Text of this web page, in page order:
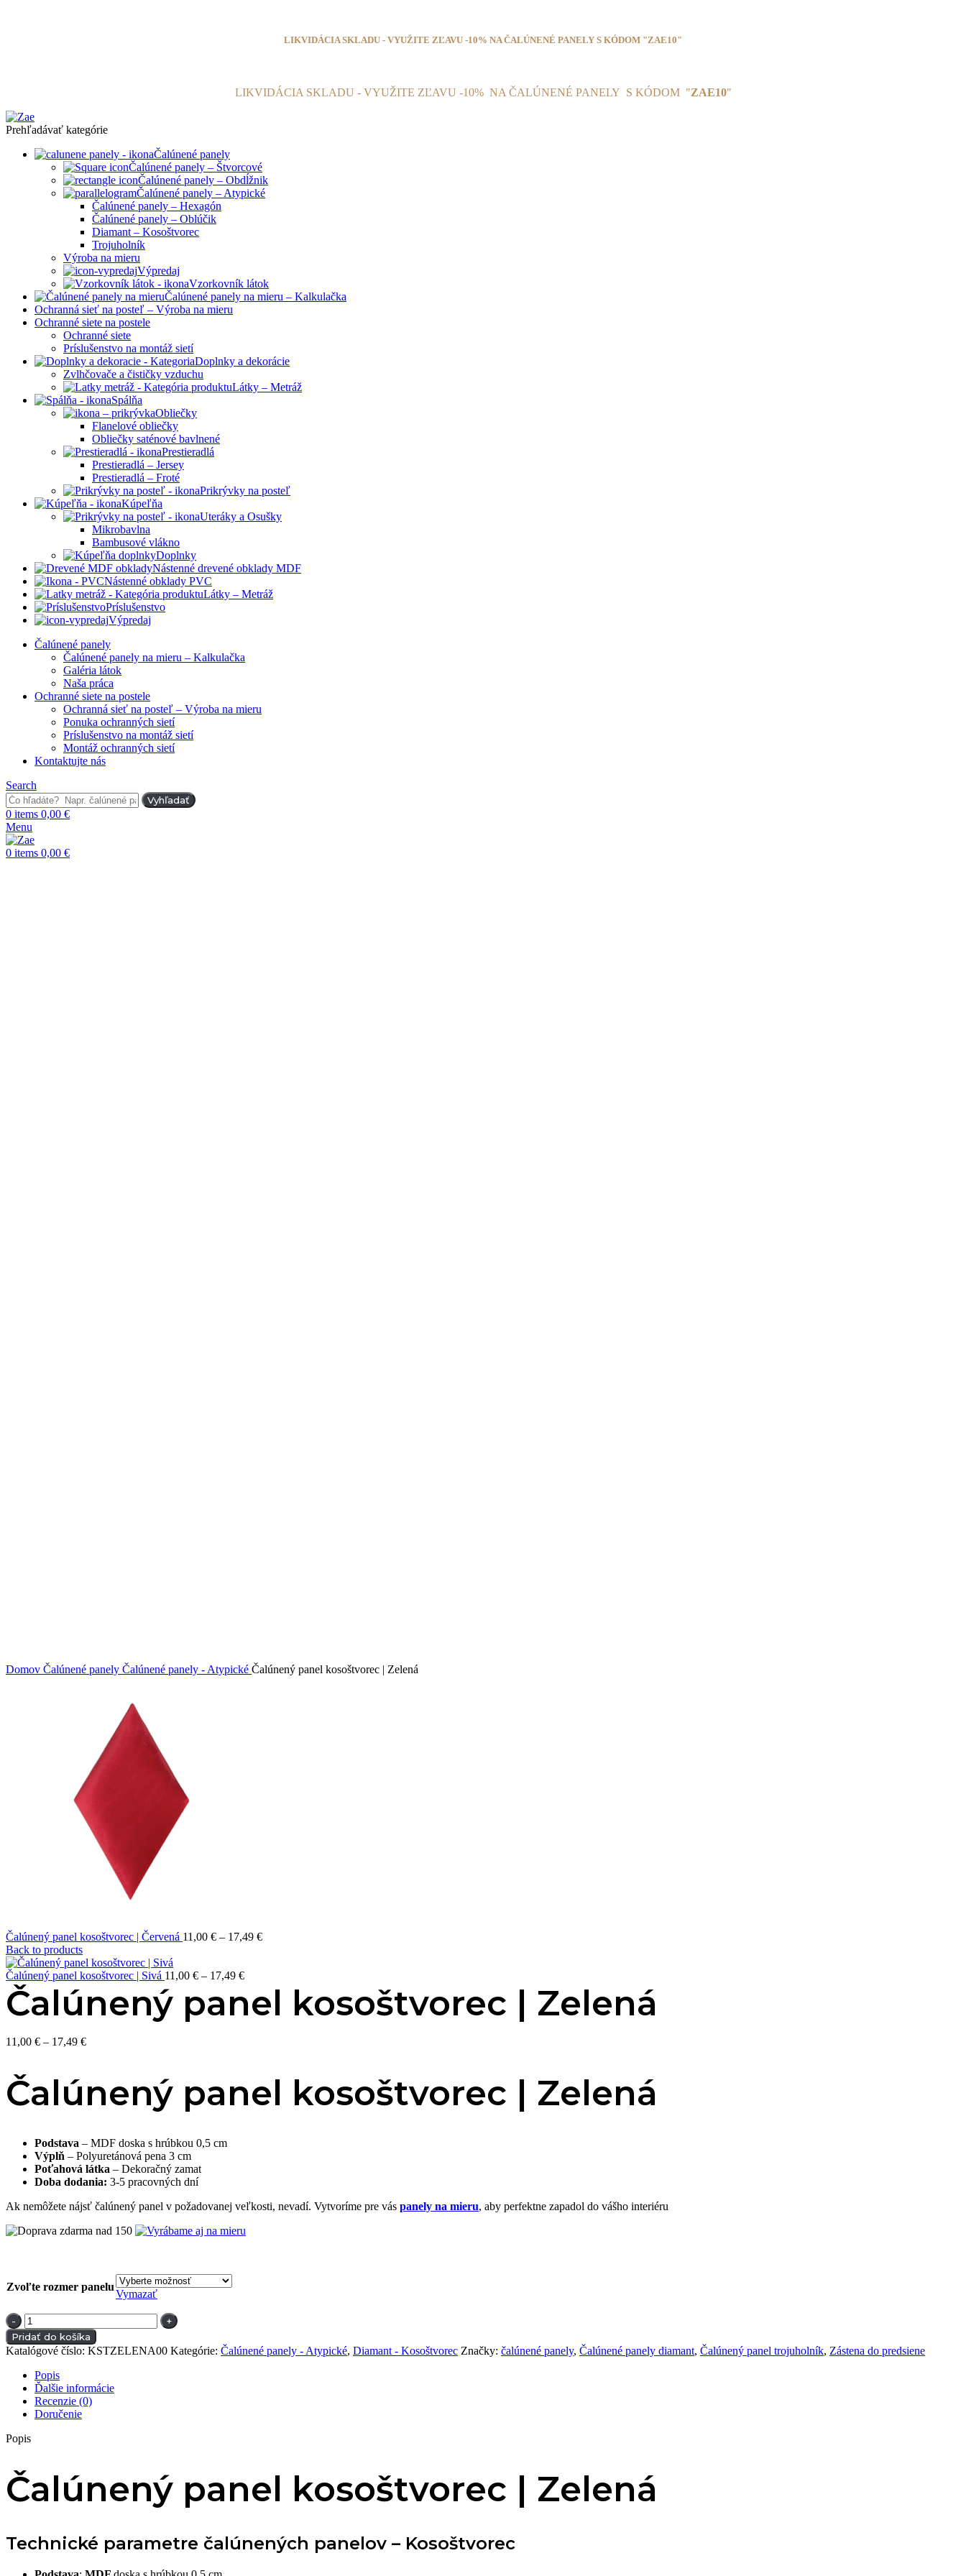
LIKVIDÁCIA SKLADU - VYUŽITE ZĽAVU -10% NA ČALÚNENÉ PANELY S KÓDOM "ZAE10"
LIKVIDÁCIA SKLADU - VYUŽITE ZĽAVU -10% NA ČALÚNENÉ PANELY S KÓDOM "ZAE10"
Prehľadávať kategórie
Čalúnené panely
Čalúnené panely – Štvorcové
Čalúnené panely – Obdĺžnik
Čalúnené panely – Atypické
Čalúnené panely – Hexagón
Čalúnené panely – Oblúčik
Diamant – Kosoštvorec
Trojuholník
Výroba na mieru
Výpredaj
Vzorkovník látok
Čalúnené panely na mieru – Kalkulačka
Ochranná sieť na posteľ – Výroba na mieru
Ochranné siete na postele
Ochranné siete
Príslušenstvo na montáž sietí
Doplnky a dekorácie
Zvlhčovače a čističky vzduchu
Látky – Metráž
Spálňa
Obliečky
Flanelové obliečky
Obliečky saténové bavlnené
Prestieradlá
Prestieradlá – Jersey
Prestieradlá – Froté
Prikrývky na posteľ
Kúpeľňa
Uteráky a Osušky
Mikrobavlna
Bambusové vlákno
Doplnky
Nástenné drevené obklady MDF
Nástenné obklady PVC
Látky – Metráž
Príslušenstvo
Výpredaj
Čalúnené panely
Čalúnené panely na mieru – Kalkulačka
Galéria látok
Naša práca
Ochranné siete na postele
Ochranná sieť na posteľ – Výroba na mieru
Ponuka ochranných sietí
Príslušenstvo na montáž sietí
Montáž ochranných sietí
Kontaktujte nás
Search
Vyhľadať
0 items 0,00 €
Menu
0 items 0,00 €
Domov Čalúnené panely Čalúnené panely - Atypické Čalúnený panel kosoštvorec | Zelená
Čalúnený panel kosoštvorec | Červená 11,00 € – 17,49 €Price
17,49 €
Back to products
Čalúnený panel kosoštvorec | Sivá 11,00 € – 17,49 €Price
11,00 €
through
Čalúnený panel kosoštvorec | Zelená
11,00 € – 17,49 €Price
17,49 €
Čalúnený panel kosoštvorec | Zelená
Podstava – MDF doska s hrúbkou 0,5 cm
Výplň – Polyuretánová pena 3 cm
Poťahová látka – Dekoračný zamat
Doba dodania: 3-5 pracovných dní
Ak nemôžete nájsť čalúnený panel v požadovanej veľkosti, nevadí. Vytvoríme pre vás panely na mieru, aby perfektne zapadol do vášho interiéru
Zvoľte rozmer panelu
Vymazať
množstvo
Čalúnený
panel
kosoštvorec
Zelená
Pridať do košíka
Katalógové číslo: KSTZELENA00 Kategórie: Čalúnené panely - Atypické, Diamant - Kosoštvorec Značky: čalúnené panely, Čalúnené panely diamant, Čalúnený panel trojuholník, Zástena do predsiene
Popis
Ďalšie informácie
Recenzie (0)
Doručenie
Popis
Čalúnený panel kosoštvorec | Zelená
Technické parametre čalúnených panelov – Kosoštvorec